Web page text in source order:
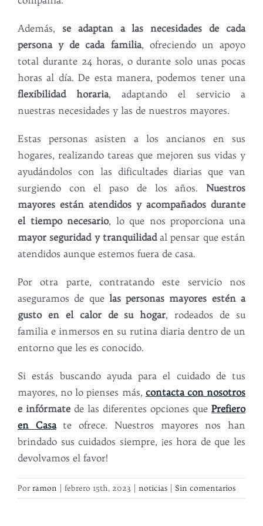
Además, se adaptan a las necesidades de cada
persona y de cada familia, ofreciendo un apoyo
total durante 24 horas, o durante solo unas pocas
horas al día. De esta manera, podemos tener una
flexibilidad horaria, adaptando el servicio a
nuestras necesidades y las de nuestros mayores.
Estas personas asisten a los ancianos en sus
hogares, realizando tareas que mejoren sus vidas y
ayudándolos con las dificultades diarias que van
surgiendo con el paso de los años. Nuestros
mayores están atendidos y acompañados durante
el tiempo necesario, lo que nos proporciona una
mayor seguridad y tranquilidadal pensar que están
atendidos aunque estemos fuera de casa.
Por otra parte, contratando este servicio nos
aseguramos de que las personas mayores estén a
gusto en el calor de su hogar, rodeados de su
familia e inmersos en su rutina diaria dentro de un
entorno que les es conocido.
Si estás buscando ayuda para el cuidado de tus
mayores, no lo pienses más, contacta con nosotros
e infórmate de las diferentes opciones que Prefiero
en Casate ofrece. Nuestros mayores nos han
brindado sus cuidados siempre, ¡es hora de que les
devolvamos el favor!
Porramon | febrero 15th, 2023 | noticias | Sin comentarios